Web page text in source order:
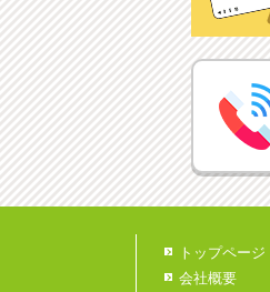
トップページ
会社概要